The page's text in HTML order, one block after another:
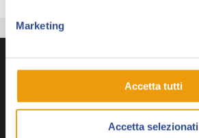
Marketing
Accetta tutti
Accetta selezionati